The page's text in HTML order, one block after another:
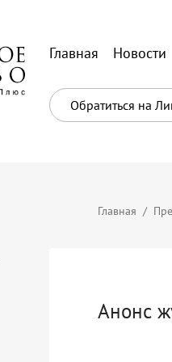
Главная Новости
Обратиться на
Главная
Анонс